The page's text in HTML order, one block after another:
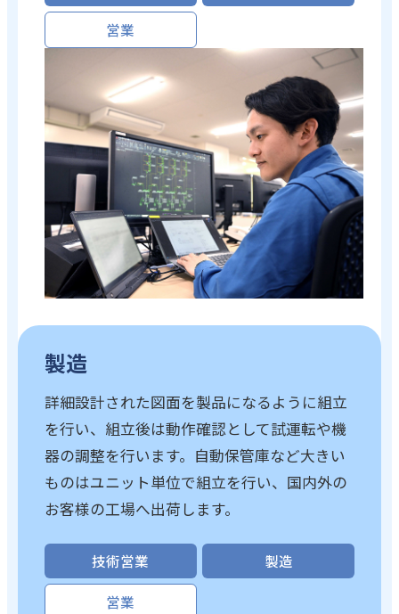
営業
製造
詳細設計された図面を製品になるように組立
を行い、組立後は動作確認として試運転や機
器の調整を行います。自動保管庫など大きい
ものはユニット単位で組立を行い、国内外の
お客様の工場へ出荷します。
技術営業 製造
営業